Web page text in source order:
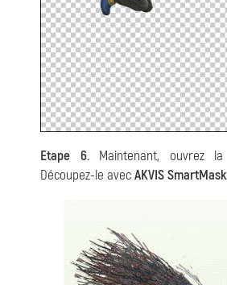
Etape 6.Maintenant, ouvrez
Découpez-le avecAKVIS SmartMask